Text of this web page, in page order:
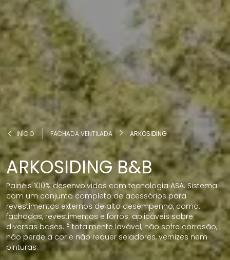
INÍCIO FACHADA VENTILADA ARKOSIDING
ARKOSIDING B&B
Painéis 100% desenvolvidos com tecnologia ASA.Sistema
com um conjunto completo de acessórios para
revestimentos externos de alto desempenho, como:
fachadas, revestimentos e forros; aplicáveis sobre
diversas bases. É totalmente lavável, não sofre corrosão,
não perde a cor e não requer seladores, vernizes nem
pinturas.